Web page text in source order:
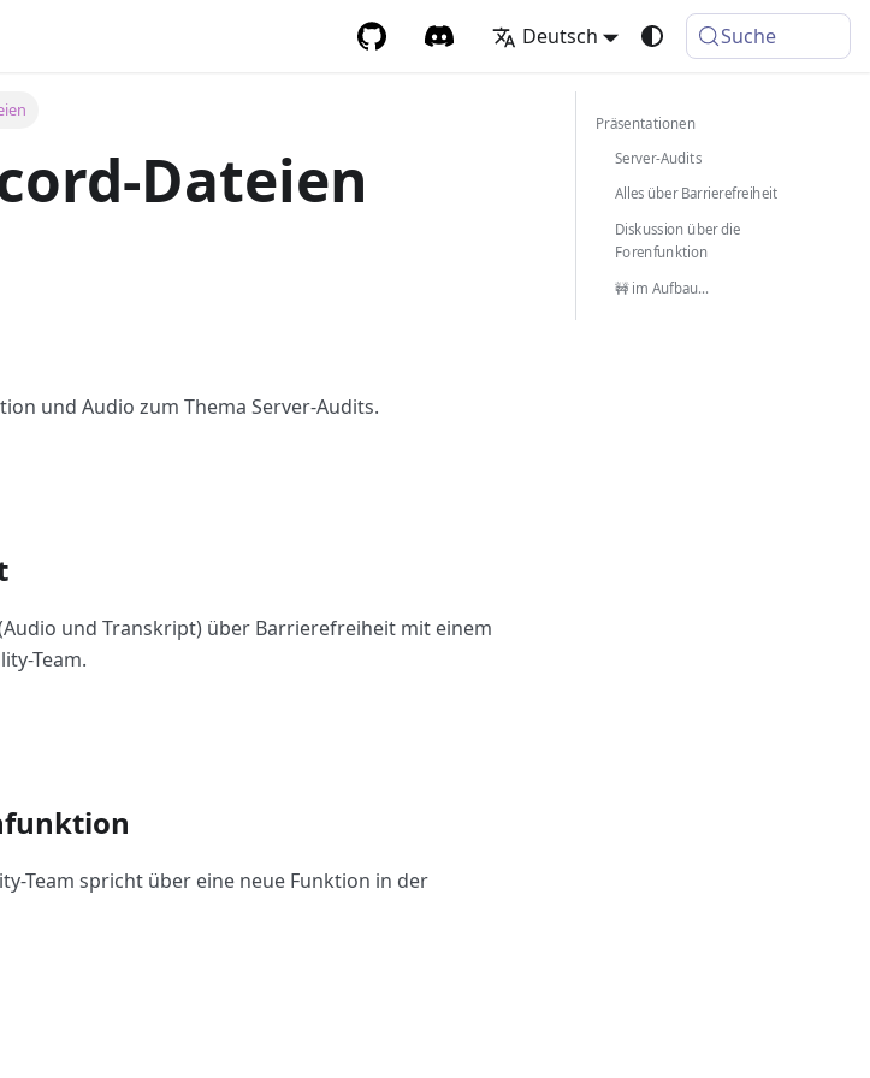
Deutsch Suche
Dateien
und Audio zum Thema Server-Audits.
und Transkript) über Barrierefreiheit mit einem
Team.
Team spricht über eine neue Funktion in der
Präsentationen
Server-Audits
Alles über Barrierefreiheit
Diskussion über die
Forenfunktion
🚧 im Aufbau...